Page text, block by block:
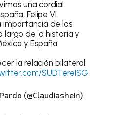
una cordial
Felipe VI.
importancia de los
largo de la historia y
y España.
la relación bilateral
SUDTere1SG
(@Claudiashein)